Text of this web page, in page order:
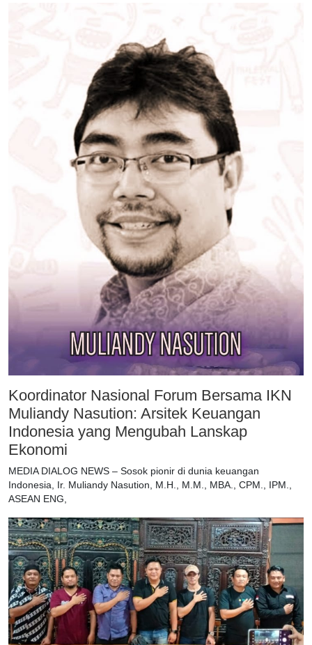
Koordinator Nasional Forum Bersama IKN
Muliandy Nasution: Arsitek Keuangan
Indonesia yang Mengubah Lanskap
Ekonomi
MEDIA DIALOG NEWS – Sosok pionir di dunia keuangan
Indonesia, Ir. Muliandy Nasution, M.H., M.M., MBA., CPM., IPM.,
ASEAN ENG,